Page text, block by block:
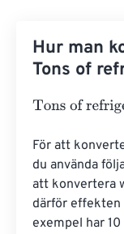
Hur man
Tons of
Tons of
För att
du använda
att konvertera
därför effekten
exempel har